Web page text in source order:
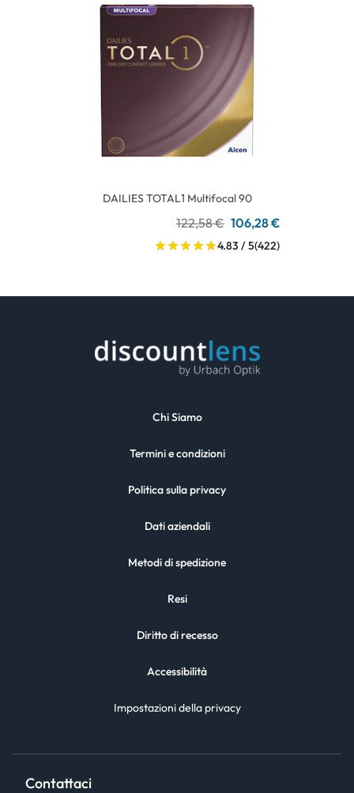
DAILIES TOTAL1 Multifocal 90
122,58 € 106,28 €
4.83 / 5(422)
Chi Siamo
Termini e condizioni
Politica sulla privacy
Dati aziendali
Metodi di spedizione
Resi
Diritto di recesso
Accessibilità
Impostazioni della privacy
Contattaci